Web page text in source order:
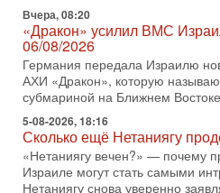
Вчера, 08:20
«Дракон» усилил ВМС
06/08/2026
Германия передала Израилю
АХИ «Дракон», которую
субмариной на Ближнем
5-08-2026, 18:16
Сколько ещё Нетаниягу
«Нетаниягу вечен?» — почему
Израиле могут стать самыми
Нетаниягу снова уверенно